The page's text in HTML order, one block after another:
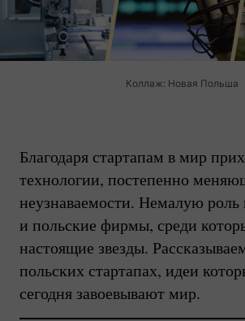
Коллаж: Новая Польша
Благодаря стартапам в мир
технологии, постепенно
неузнаваемости. Немалую роль
и польские фирмы, среди
настоящие звезды.
польских стартапах, идеи
сегодня завоевывают мир.